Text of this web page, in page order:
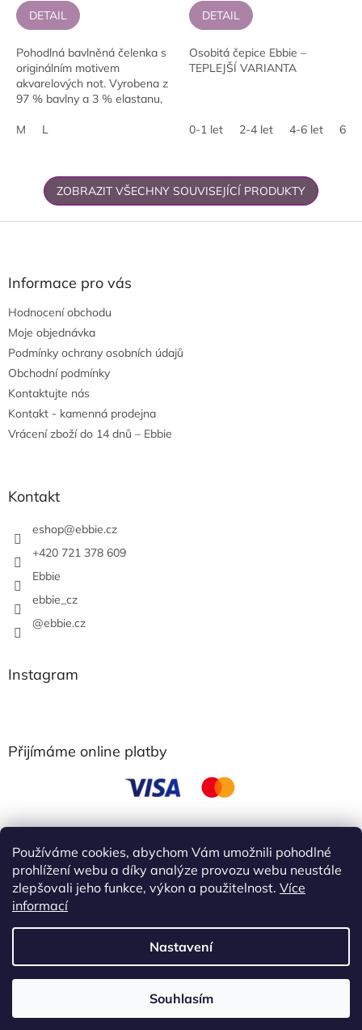
Používáme cookies, abychom Vám umožnili pohodlné
prohlížení webu a díky analýze provozu webu neustále
zlepšovali jeho funkce, výkon a použitelnost. Více
informací
Nastavení
Souhlasím
Akce 3+1 zdarma Kup 3 libovolné výrobky Ebbie a 4 získáš
DETAIL
Pohodlná bavlněná čelenka s
originálním motivem
akvarelových not. Vyrobena z
97 % bavlny a 3 % elastanu,
každodenního stylingu.
M L
DETAIL
Osobitá čepice Ebbie –
TEPLEJŠÍ VARIANTA
0-1 let 2-4 let 4-6 let 6+
ZOBRAZIT VŠECHNY SOUVISEJÍCÍ PRODUKTY
Z
Informace pro vás
Hodnocení obchodu
Moje objednávka
Podmínky ochrany osobních údajů
Obchodní podmínky
Kontaktujte nás
Kontakt - kamenná prodejna
Vrácení zboží do 14 dnů – Ebbie
Kontakt
eshop@ebbie.cz
+420 721 378 609
Ebbie
ebbie_cz
@ebbie.cz
Instagram
Přijímáme online platby
obchodní podmínky
Copyright 2026Ebbie. Všechna práva vyhrazena.Upravit
nastavení cookies